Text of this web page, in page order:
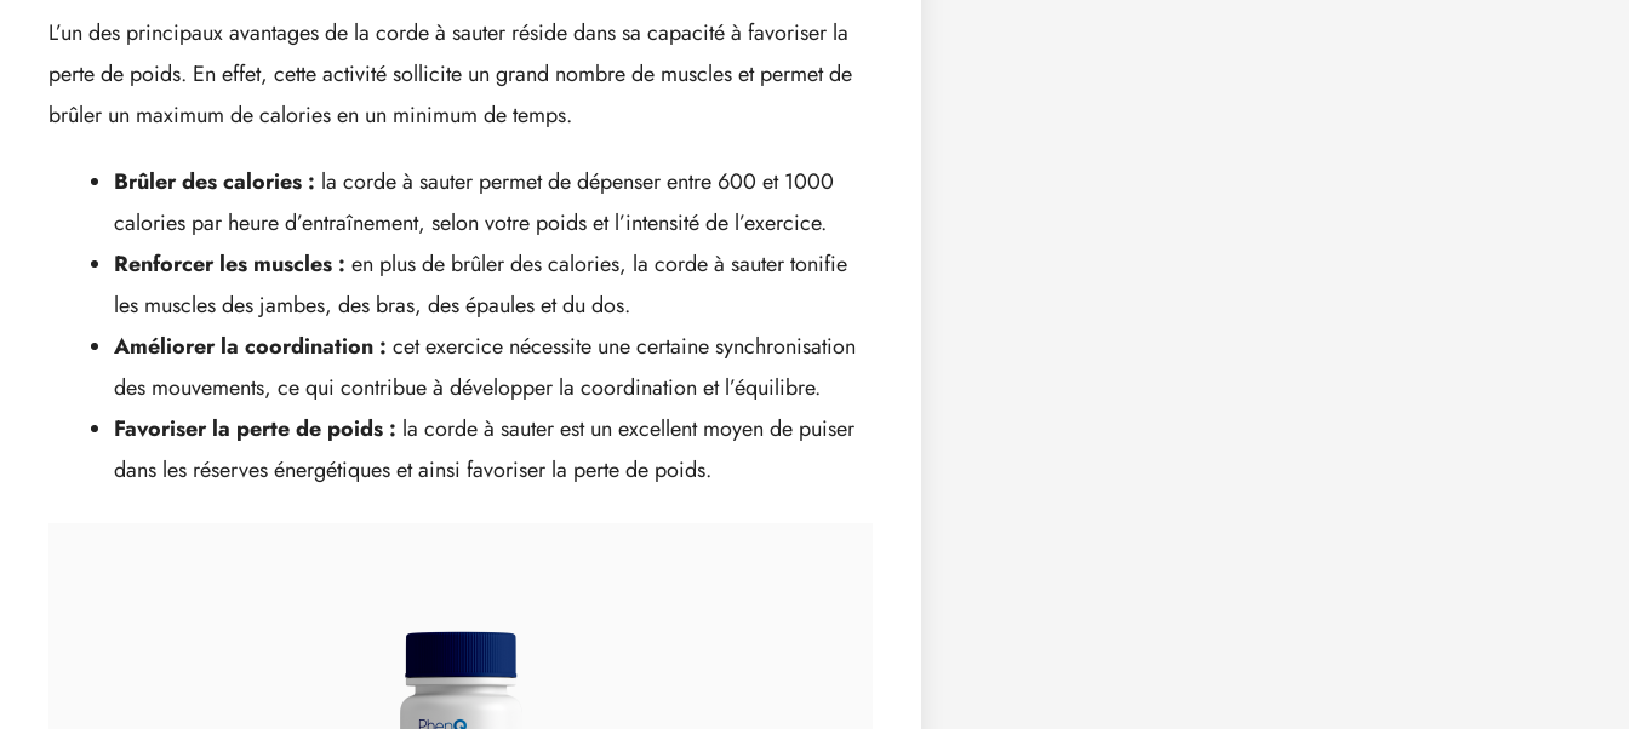
L’un des principaux avantages de la corde à sauter réside dans sa capacité à favoriser la
perte de poids. En effet, cette activité sollicite un grand nombre de muscles et permet de
brûler un maximum de calories en un minimum de temps.
Brûler des calories : la corde à sauter permet de dépenser entre 600 et 1000
calories par heure d’entraînement, selon votre poids et l’intensité de l’exercice.
Renforcer les muscles : en plus de brûler des calories, la corde à sauter tonifie
les muscles des jambes, des bras, des épaules et du dos.
Améliorer la coordination : cet exercice nécessite une certaine synchronisation
des mouvements, ce qui contribue à développer la coordination et l’équilibre.
Favoriser la perte de poids : la corde à sauter est un excellent moyen de puiser
dans les réserves énergétiques et ainsi favoriser la perte de poids.